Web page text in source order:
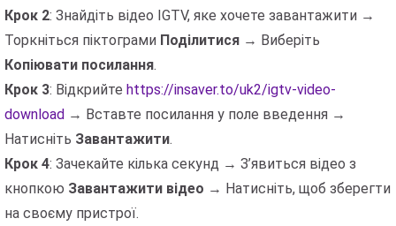
Крок 2: Знайдіть відео IGTV, яке хочете завантажити →
Торкніться піктограми Поділитися → Виберіть
Копіювати посилання.
Крок 3: Відкрийте https://insaver.to/uk2/igtv-video-
download → Вставте посилання у поле введення →
Натисніть Завантажити.
Крок 4: Зачекайте кілька секунд → З’явиться відео з
кнопкою Завантажити відео → Натисніть, щоб зберегти
на своєму пристрої.